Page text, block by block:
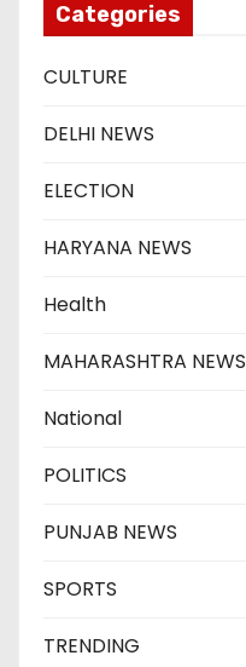
Categories
CULTURE
DELHI NEWS
ELECTION
HARYANA NEWS
Health
MAHARASHTRA NEWS
National
POLITICS
PUNJAB NEWS
SPORTS
TRENDING